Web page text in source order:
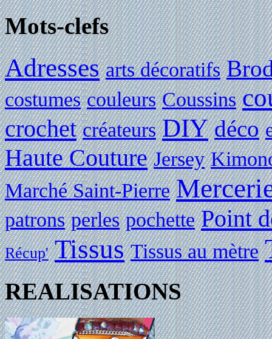
Mots-clefs
Adresses arts décoratifs
costumes couleurs Coussins
crochet créateurs DIY déco
Haute Couture Jersey
Marché Saint-Pierre
patrons perles pochette Point
Récup' Tissus Tissus au mètre
REALISATIONS